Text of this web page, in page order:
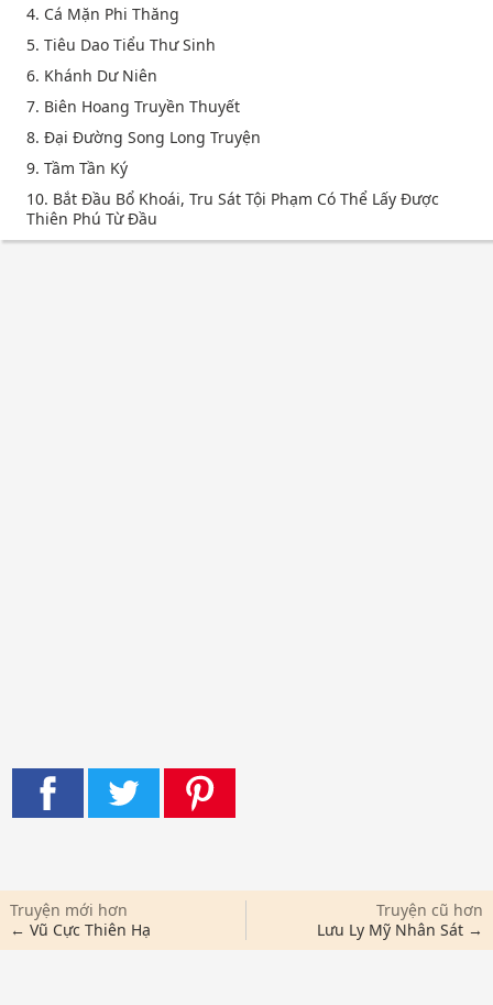
4. Cá Mặn Phi Thăng
5. Tiêu Dao Tiểu Thư Sinh
6. Khánh Dư Niên
7. Biên Hoang Truyền Thuyết
8. Đại Đường Song Long Truyện
9. Tầm Tần Ký
10. Bắt Đầu Bổ Khoái, Tru Sát Tội Phạm Có Thể Lấy Được
Thiên Phú Từ Đầu
Truyện mới hơn
← Vũ Cực Thiên Hạ
Truyện cũ hơn
Lưu Ly Mỹ Nhân Sát →